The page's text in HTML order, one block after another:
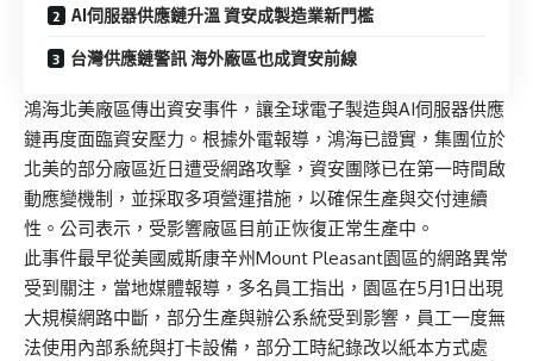
AI伺服器供應鏈升溫 資安成製造業新門檻
台灣供應鏈警訊 海外廠區也成資安前線
鴻海北美廠區傳出資安事件，讓全球電子製造與AI伺服器供應
鏈再度面臨資安壓力。根據外電報導，鴻海已證實，集團位於
北美的部分廠區近日遭受網路攻擊，資安團隊已在第一時間啟
動應變機制，並採取多項營運措施，以確保生產與交付連續
性。公司表示，受影響廠區目前正恢復正常生產中。
此事件最早從美國威斯康辛州Mount Pleasant園區的網路異常
受到關注，當地媒體報導，多名員工指出，園區在5月1日出現
大規模網路中斷，部分生產與辦公系統受到影響，員工一度無
法使用內部系統與打卡設備，部分工時紀錄改以紙本方式處